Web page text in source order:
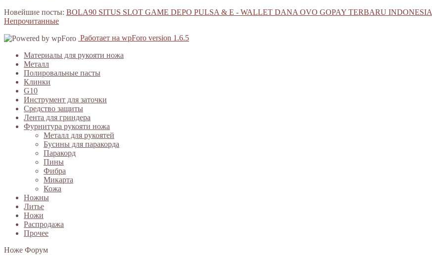
Новейшие посты: BOLA90 SITUS SLOT GAME DEPO PULSA & E - WALLET DANA OVO GOPAY TERBARU INDONESIA
Непрочитанные
Работает на wpForo version 1.6.5
Материалы для рукояти ножа
Металл
Полировальные пасты
Клинки
G10
Инструмент для заточки
Средство защиты
Лента для гриндера
Фурнитура рукояти ножа
Металл для рукоятей
Бусины для паракорда
Паракорд
Пины
Фибра
Микарта
Кожа
Ножны
Литье
Ножи
Распродажа
Прочее
Ноже Форум